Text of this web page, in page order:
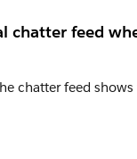
feed
chatter feed